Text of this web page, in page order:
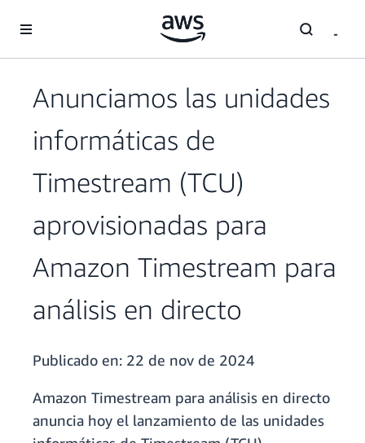
Anunciamos las unidades
informáticas de
Timestream (TCU)
aprovisionadas para
Amazon Timestream para
análisis en directo
Publicado en: 22 de nov de 2024
Amazon Timestream para análisis en directo
anuncia hoy el lanzamiento de las unidades